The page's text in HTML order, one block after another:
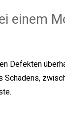
einem
Defekten